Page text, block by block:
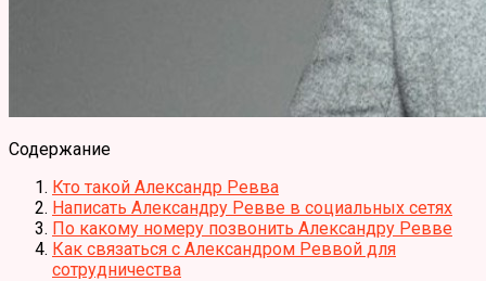
Содержание
Кто такой Александр Ревва
Написать Александру Ревве в социальных сетях
По какому номеру позвонить Александру Ревве
Как связаться с Александром Реввой для
сотрудничества